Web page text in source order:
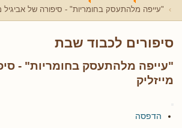
"עייפה מלהתעסק בחומריות" - סיפורה של אביגיל
סיפורים לכבוד שבת
"עייפה מלהתעסק בחומריות" -
מייזליק
הדפסה